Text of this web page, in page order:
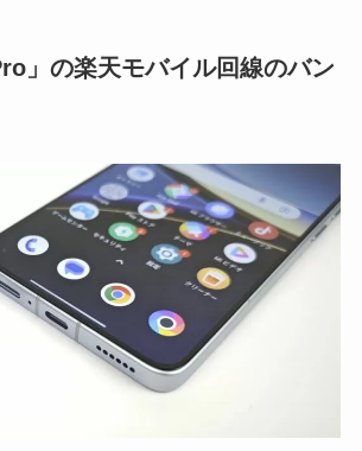
」の楽天モバイル回線のバン